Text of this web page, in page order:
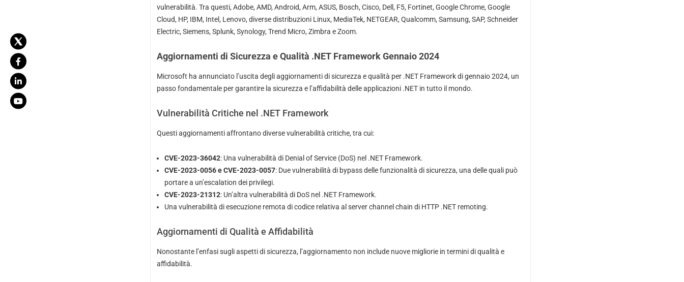
vulnerabilità. Tra questi, Adobe, AMD, Android, Arm, ASUS, Bosch, Cisco, Dell, F5, Fortinet, Google Chrome, Google
Cloud, HP, IBM, Intel, Lenovo, diverse distribuzioni Linux, MediaTek, NETGEAR, Qualcomm, Samsung, SAP, Schneider
Electric, Siemens, Splunk, Synology, Trend Micro, Zimbra e Zoom.
Aggiornamenti di Sicurezza e Qualità .NET Framework Gennaio 2024
Microsoft ha annunciato l’uscita degli aggiornamenti di sicurezza e qualità per .NET Framework di gennaio 2024, un
passo fondamentale per garantire la sicurezza e l’affidabilità delle applicazioni .NET in tutto il mondo.
Vulnerabilità Critiche nel .NET Framework
Questi aggiornamenti affrontano diverse vulnerabilità critiche, tra cui:
CVE-2023-36042: Una vulnerabilità di Denial of Service (DoS) nel .NET Framework.
CVE-2023-0056 e CVE-2023-0057: Due vulnerabilità di bypass delle funzionalità di sicurezza, una delle quali può
portare a un’escalation dei privilegi.
CVE-2023-21312: Un’altra vulnerabilità di DoS nel .NET Framework.
Una vulnerabilità di esecuzione remota di codice relativa al server channel chain di HTTP .NET remoting.
Aggiornamenti di Qualità e Affidabilità
Nonostante l’enfasi sugli aspetti di sicurezza, l’aggiornamento non include nuove migliorie in termini di qualità e
affidabilità.